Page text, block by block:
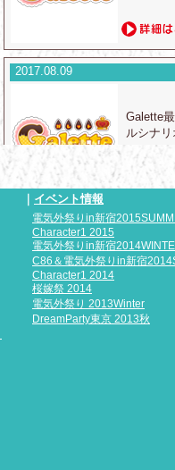
2017.08.09
Galette
ルシナ
2017.08.04
Galette
イベント情報
電気外祭りin新宿
Character1 2015
電気外祭りin新宿
C86＆電気外祭りin新宿
Character1 2014
桜嫁祭 2014
電気外祭り 2013Winter
DreamParty東京 2013秋